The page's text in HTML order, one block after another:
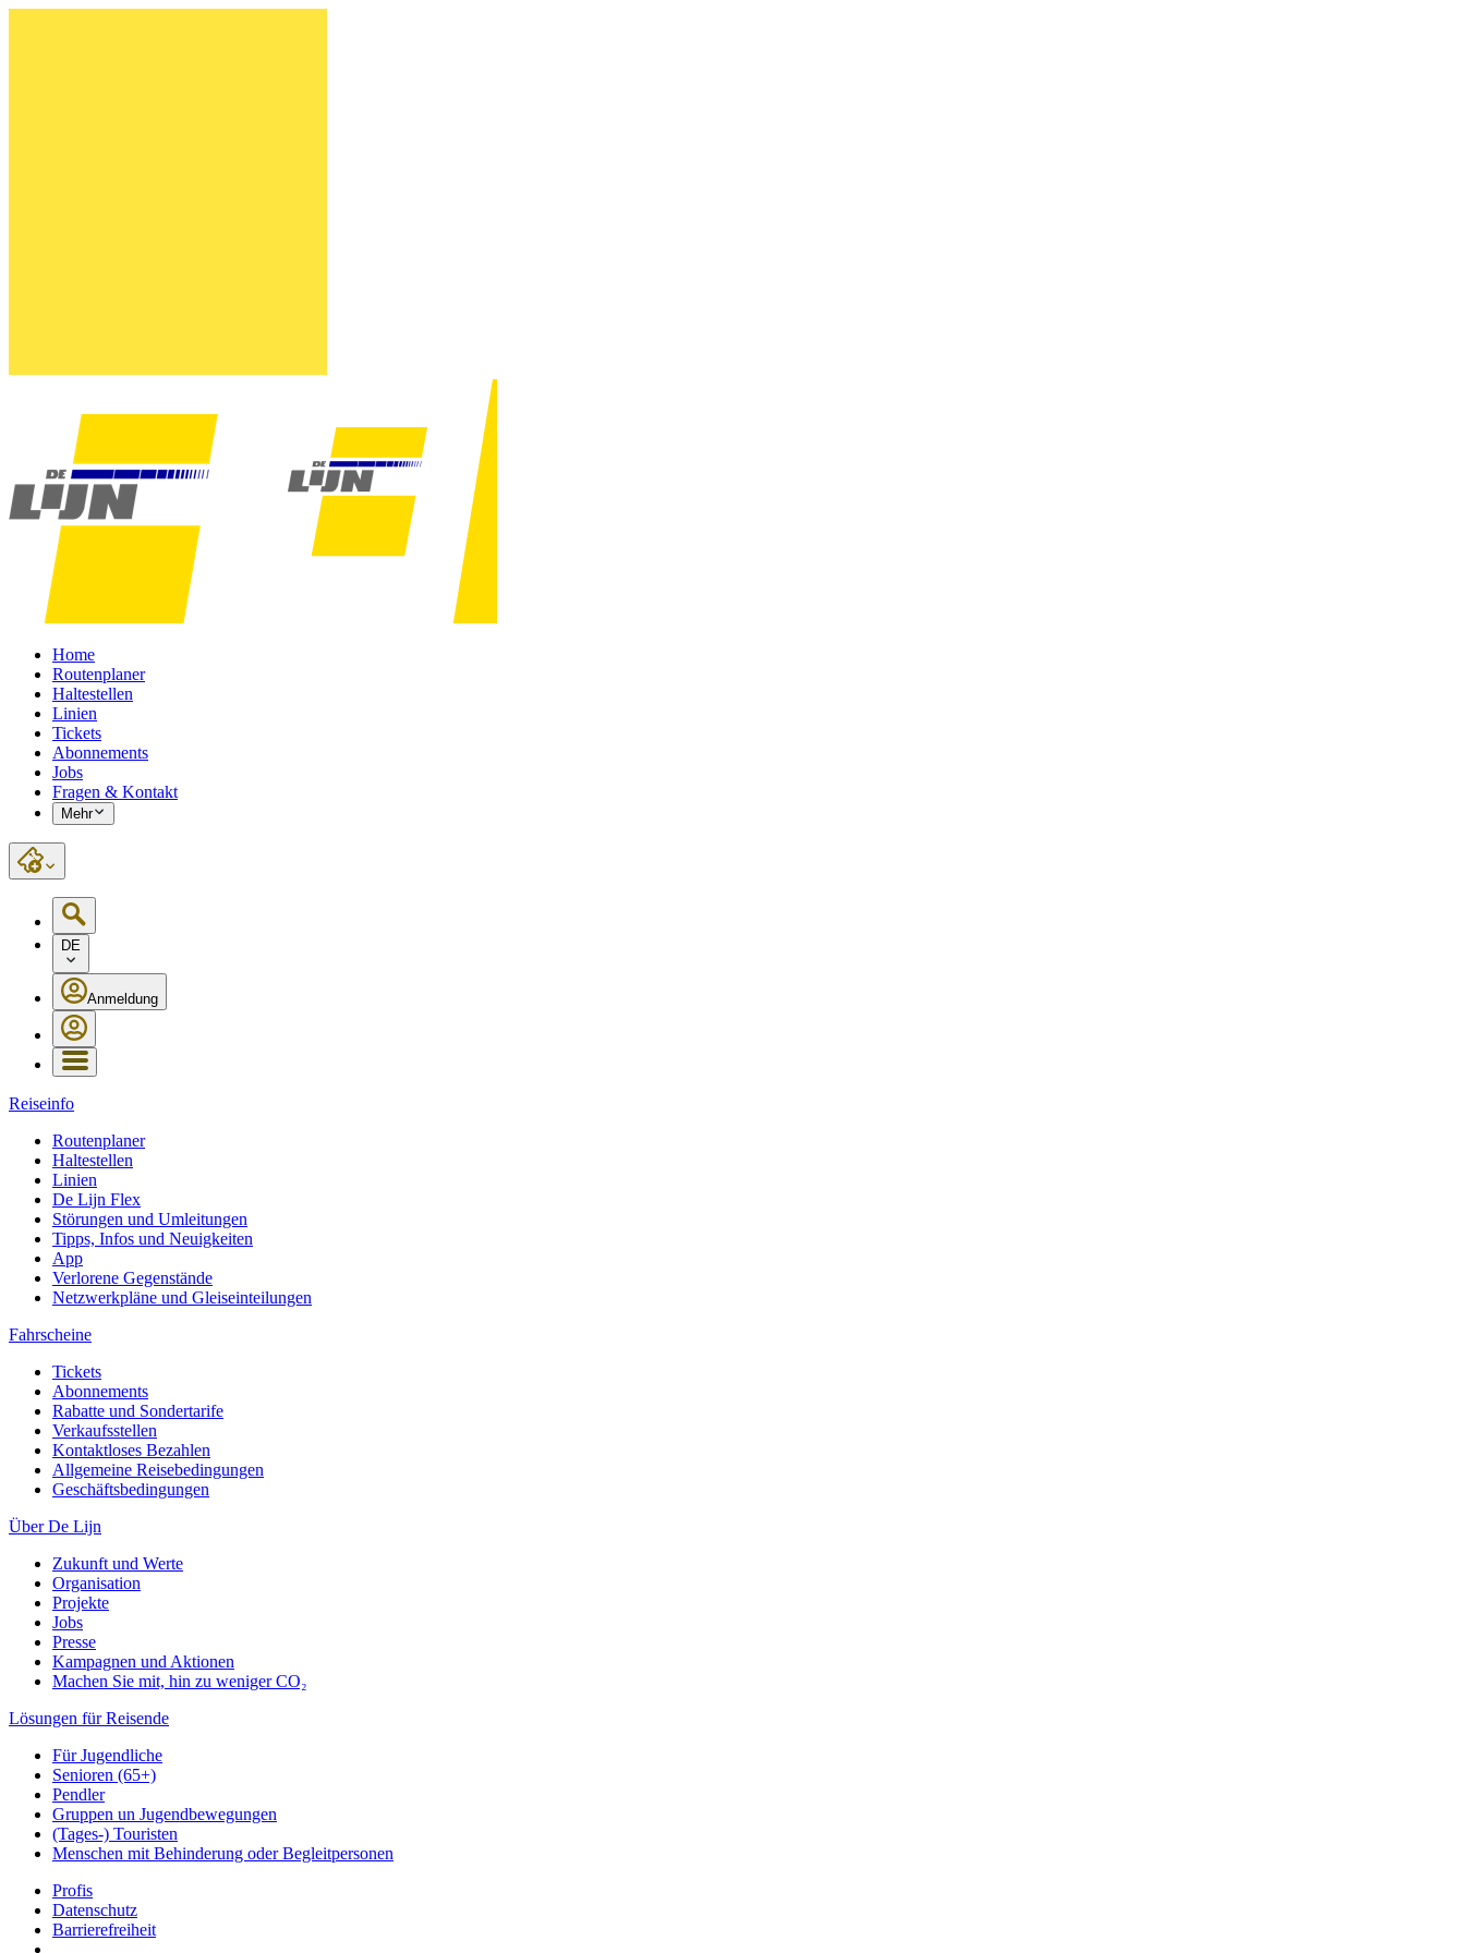
Home
Routenplaner
Haltestellen
Linien
Tickets
Abonnements
Jobs
Fragen & Kontakt
Mehr
DE
Anmeldung
Reiseinfo
Routenplaner
Haltestellen
Linien
De Lijn Flex
Störungen und Umleitungen
Tipps, Infos und Neuigkeiten
App
Verlorene Gegenstände
Netzwerkpläne und Gleiseinteilungen
Fahrscheine
Tickets
Abonnements
Rabatte und Sondertarife
Verkaufsstellen
Kontaktloses Bezahlen
Allgemeine Reisebedingungen
Geschäftsbedingungen
Über De Lijn
Zukunft und Werte
Organisation
Projekte
Jobs
Presse
Kampagnen und Aktionen
Machen Sie mit, hin zu weniger CO₂
Lösungen für Reisende
Für Jugendliche
Senioren (65+)
Pendler
Gruppen un Jugendbewegungen
(Tages-) Touristen
Menschen mit Behinderung oder Begleitpersonen
Profis
Datenschutz
Barrierefreiheit